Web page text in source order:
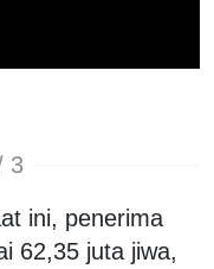
3
ini, penerima
62,35 juta jiwa,